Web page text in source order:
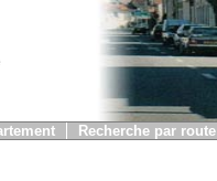
Recherche par route